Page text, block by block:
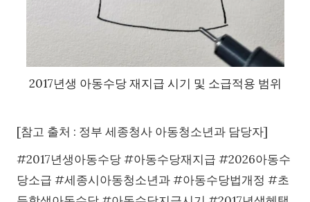
2017년생 아동수당 재지급 시기 및 소급적용 범위
[참고 출처 : 정부 세종청사 아동청소년과 담당자]
#2017년생아동수당 #아동수당재지급 #2026아동수
당소급 #세종시아동청소년과 #아동수당법개정 #초